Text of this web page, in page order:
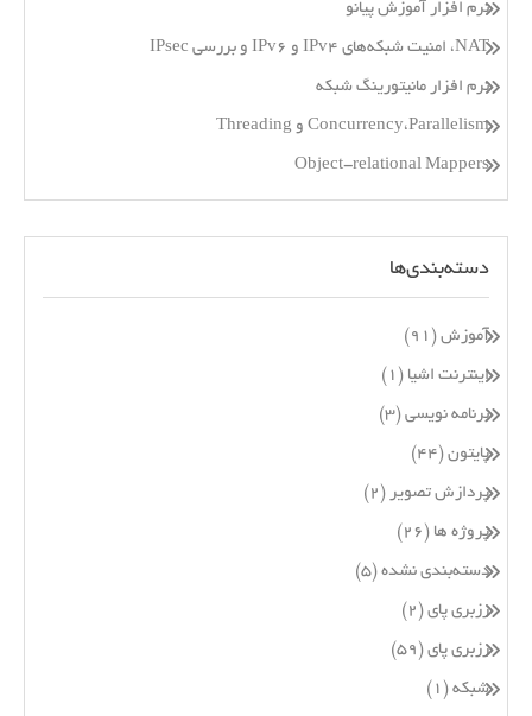
نرم افزار آموزش پیانو
NAT، امنیت شبکه‌های IPv4 و IPv6 و بررسی IPsec
نرم افزار مانیتورینگ شبکه
Concurrency،Parallelism و Threading
Object-relational Mappers
دسته‌بندی‌ها
آموزش (۹۱)
اینترنت اشیا (۱)
برنامه نویسی (۳)
پایتون (۴۴)
پردازش تصویر (۲)
پروژه ها (۲۶)
دسته‌بندی نشده (۵)
رزبری پای (۲)
رزبری پای (۵۹)
شبکه (۱)